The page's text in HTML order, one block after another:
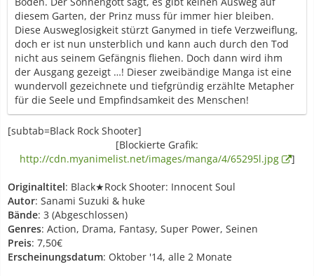
diesem Garten, der Prinz muss für immer hier bleiben.
Diese Ausweglosigkeit stürzt Ganymed in tiefe Verzweiflung,
doch er ist nun unsterblich und kann auch durch den Tod
nicht aus seinem Gefängnis fliehen. Doch dann wird ihm
der Ausgang gezeigt …! Dieser zweibändige Manga ist eine
wundervoll gezeichnete und tiefgründig erzählte Metapher
für die Seele und Empfindsamkeit des Menschen!
[subtab=Black Rock Shooter]
[Blockierte Grafik:
http://cdn.myanimelist.net/images/manga/4/65295l.jpg
]
Originaltitel: Black★Rock Shooter: Innocent Soul
Autor: Sanami Suzuki & huke
Bände: 3 (Abgeschlossen)
Genres: Action, Drama, Fantasy, Super Power, Seinen
Preis: 7,50€
Erscheinungsdatum: Oktober '14, alle 2 Monate